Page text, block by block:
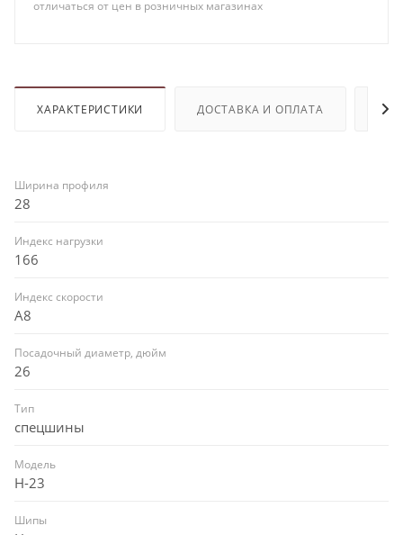
отличаться от цен в розничных магазинах
ХАРАКТЕРИСТИКИ ДОСТАВКА И ОПЛАТА
Ширина профиля
28
Индекс нагрузки
166
Индекс скорости
A8
Посадочный диаметр, дюйм
26
Тип
спецшины
Модель
H-23
Шипы